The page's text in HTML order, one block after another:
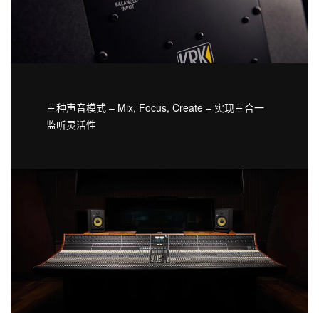
三种声音模式 – Mix, Focus, Create – 实现三合一
监听灵活性